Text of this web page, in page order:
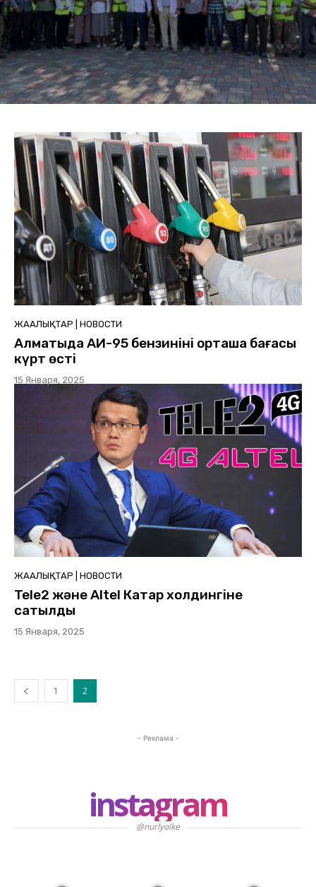
ЖАҢАЛЫҚТАР | НОВОСТИ
Алматыда АИ-95 бензинінің орташа бағасы
күрт өсті
15 Января, 2025
ЖАҢАЛЫҚТАР | НОВОСТИ
Tele2 және Altel Катар холдингіне
сатылды
15 Января, 2025
1 2
- Реклама -
instagram
@nurlyolke